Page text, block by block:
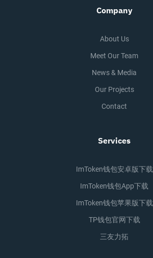
Company
About Us
Meet Our Team
News & Media
Our Projects
Contact
Services
ImToken钱包安卓版下载
ImToken钱包app下载
ImToken钱包苹果版下载
TP钱包官网下载
三友力拓